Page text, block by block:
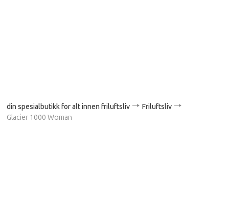
din spesialbutikk for alt innen friluftsliv
Friluftsliv
Glacier 1000 Woman